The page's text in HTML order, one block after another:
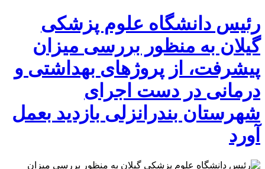
رئیس دانشگاه علوم پزشکی
گیلان به منظور بررسی میزان
پیشرفت، از پروژهای بهداشتی و
درمانی در دست اجرای
شهرستان بندرانزلی بازدید بعمل
آورد